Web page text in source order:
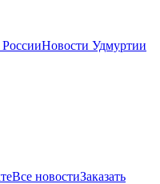
Новости Удмуртии
Все новостиЗаказать